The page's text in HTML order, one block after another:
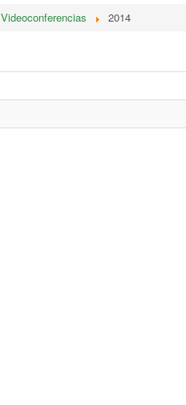
Videoconferencias
2014